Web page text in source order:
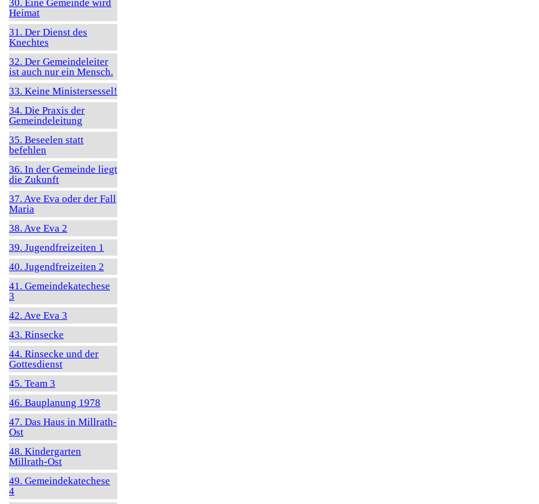
30. Eine Gemeinde wird
Heimat
31. Der Dienst des
Knechtes
32. Der Gemeindeleiter
ist auch nur ein Mensch.
33. Keine Ministersessel!
34. Die Praxis der
Gemeindeleitung
35. Beseelen statt
befehlen
36. In der Gemeinde liegt
die Zukunft
37. Ave Eva oder der Fall
Maria
38. Ave Eva 2
39. Jugendfreizeiten 1
40. Jugendfreizeiten 2
41. Gemeindekatechese
3
42. Ave Eva 3
43. Rinsecke
44. Rinsecke und der
Gottesdienst
45. Team 3
46. Bauplanung 1978
47. Das Haus in Millrath-
Ost
48. Kindergarten
Millrath-Ost
49. Gemeindekatechese
4